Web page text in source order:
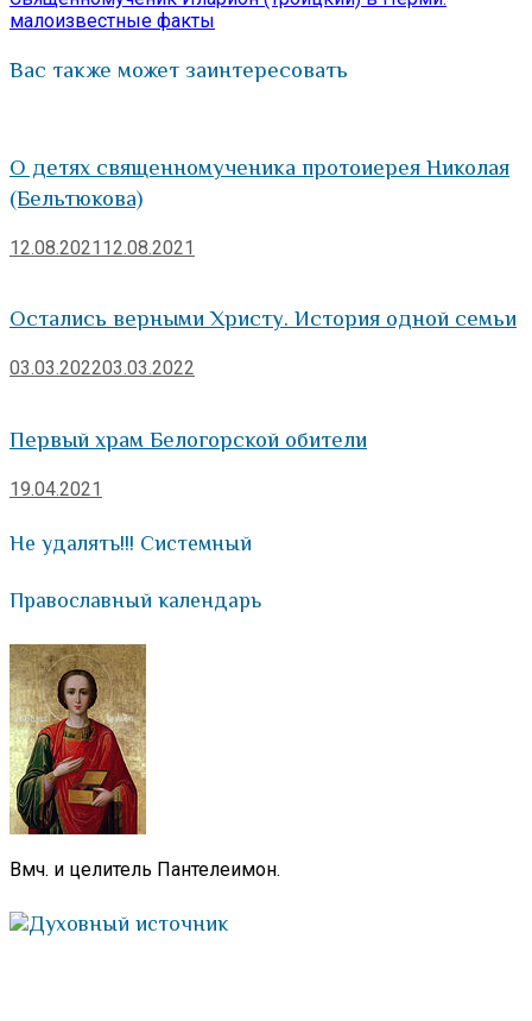
записям
малоизвестные факты
Вас также может заинтересовать
О детях священномученика протоиерея Николая
(Бельтюкова)
12.08.2021 12.08.2021
Остались верными Христу. История одной семьи
03.03.202203.03.2022
Первый храм Белогорской обители
19.04.2021
Не удалять!!! Системный
Православный календарь
Вмч. и целитель Пантелеимон.
Духовный источник